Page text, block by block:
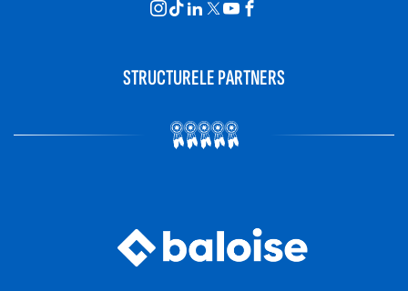
STRUCTURELE PARTNERS